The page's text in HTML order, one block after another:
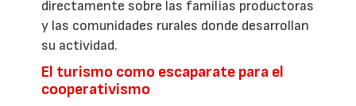
directamente sobre las familias productoras
y las comunidades rurales donde desarrollan
su actividad.
El turismo como escaparate para el
cooperativismo